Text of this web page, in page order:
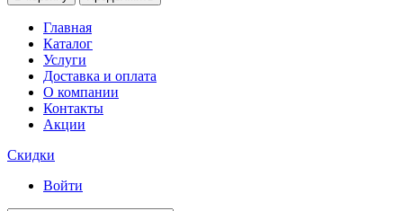
Главная
Каталог
Услуги
Доставка и оплата
О компании
Контакты
Акции
Скидки
Войти